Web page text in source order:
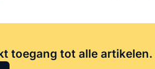
toegang tot alle artikelen.